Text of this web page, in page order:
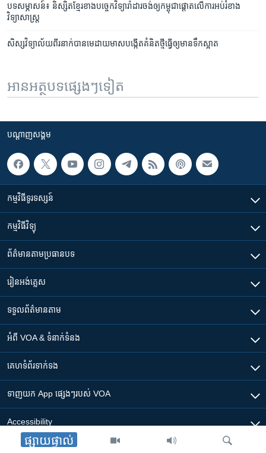
ផ្សាយផ្ទាល់
បទ​សម្ភាសន៍៖ និស្សិត​ខ្មែរ​​​ខាង​បច្ចេកវិទ្យា​រ៉ាដារ​​ចង់​ឲ្យ​កម្ពុជា​ផ្តោត​លើ​ការ​អប់រំ​ខាង​​
វិទ្យាសាស្ត្រ
សិស្ស​វិទ្យាល័យ​​ពីរនាក់​បាន​​មេដាយ​មាស​បង្កើត​គំនិត​ថ្មី​​ធ្វើ​ឲ្យ​​មាន​ទឹក​ស្អាត
អានអត្ថបទផ្សេងៗទៀត
បណ្តាញ​សង្គម
កម្មវិធី​ទូរទស្សន៍
កម្មវិធី​វិទ្យុ
ព័ត៌មាន​តាមប្រធានបទ​
រៀន​​អង់គ្លេស
ទទួល​ព័ត៌មាន​តាម
អំពី​ VOA & ទំនាក់ទំនង
គេហទំព័រ​​ទាក់ទង
ទាញយក​ App ផ្សេងៗ​របស់​ VOA
Accessibility